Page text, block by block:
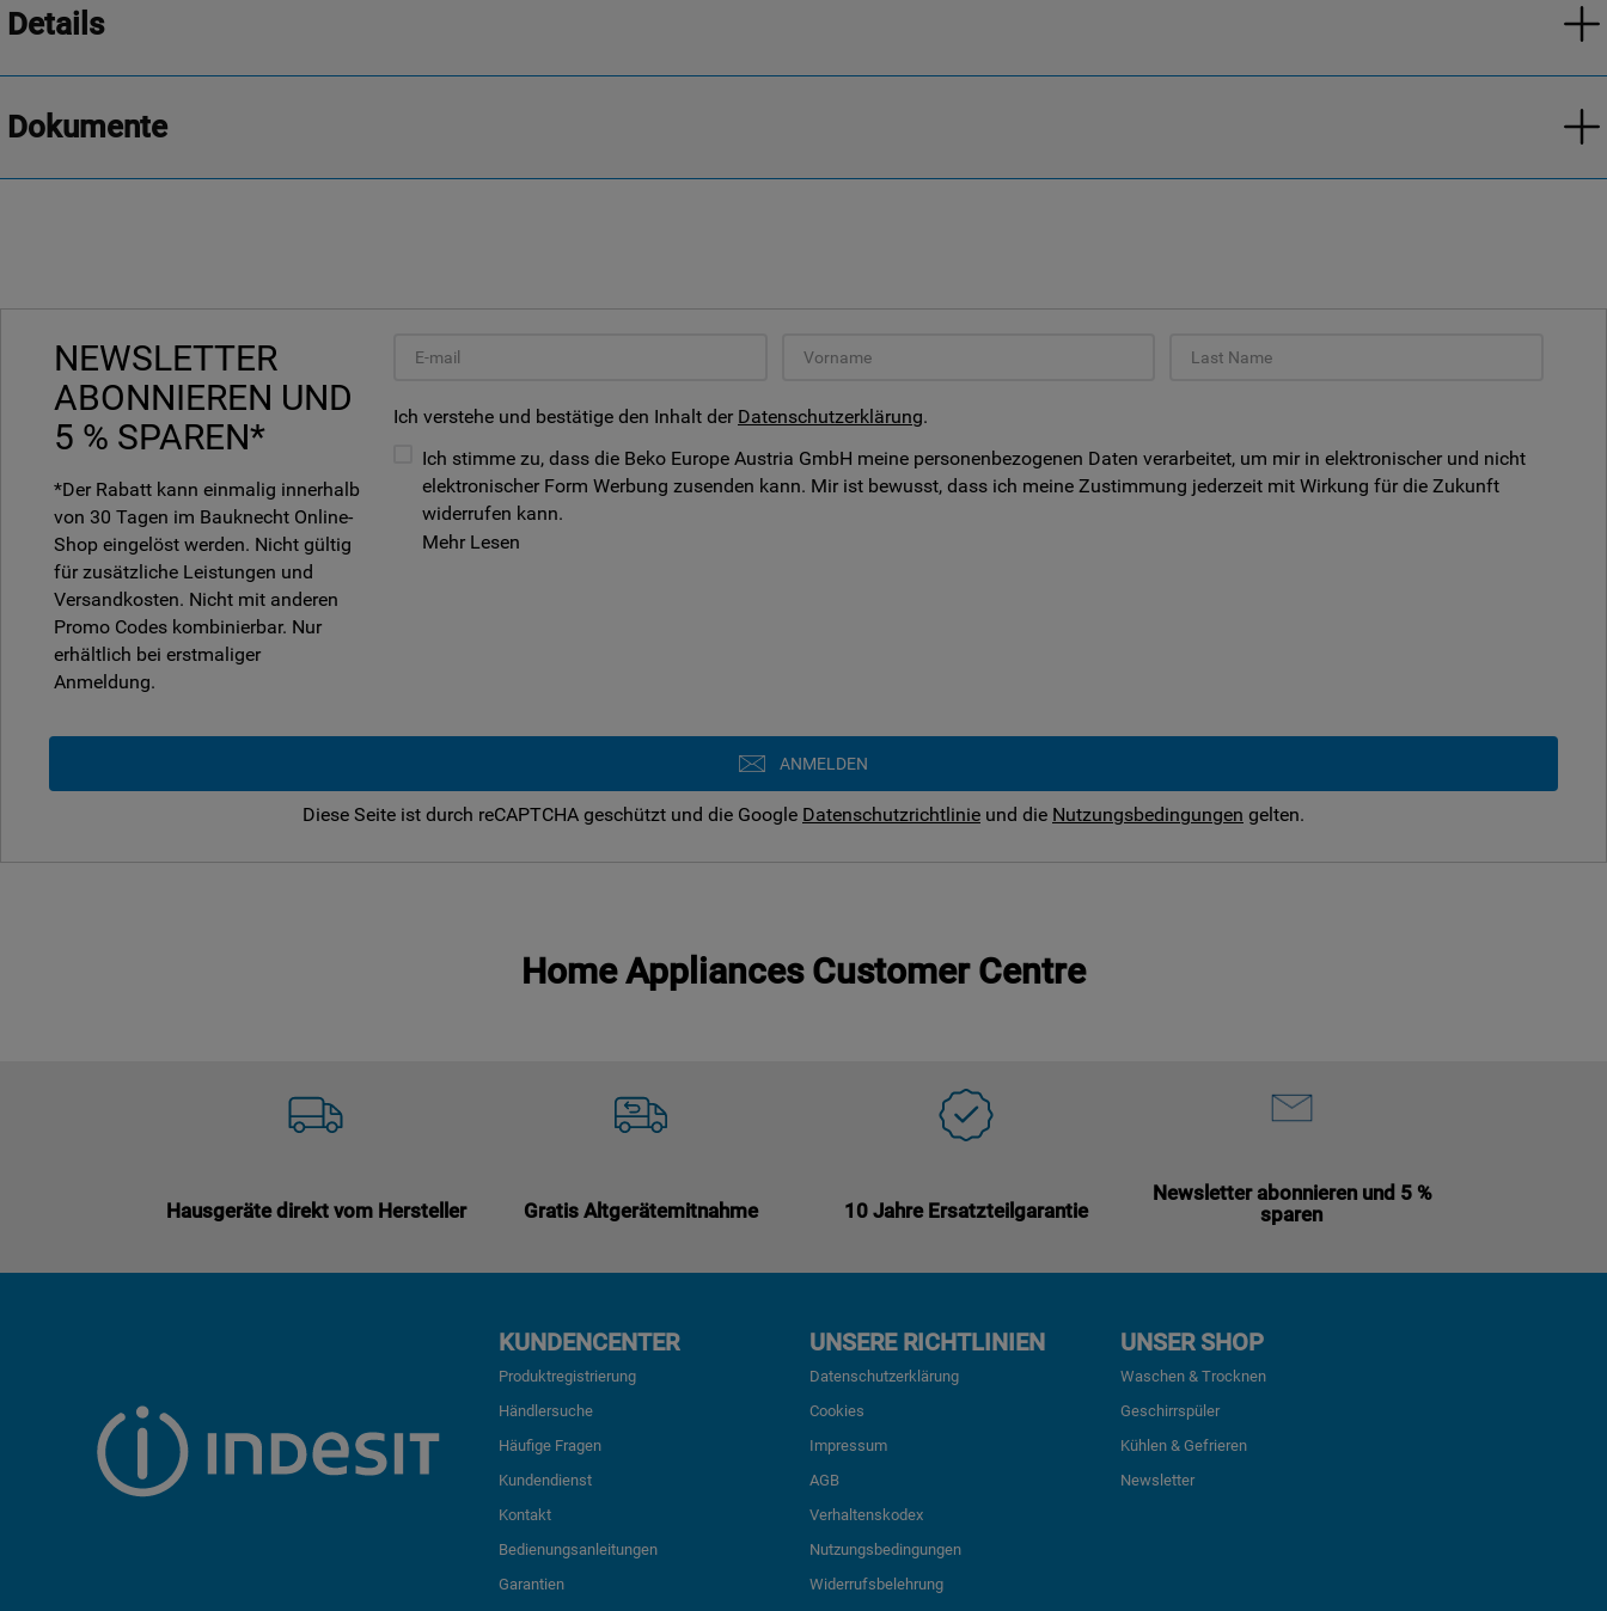
Details
Dokumente
NEWSLETTER
ABONNIEREN UND
5 % SPAREN*
*Der Rabatt kann einmalig innerhalb
von 30 Tagen im Bauknecht Online-
Shop eingelöst werden. Nicht gültig
für zusätzliche Leistungen und
Versandkosten. Nicht mit anderen
Promo Codes kombinierbar. Nur
erhältlich bei erstmaliger
Anmeldung.
Ich verstehe und bestätige den Inhalt der Datenschutzerklärung.
Ich stimme zu, dass die Beko Europe Austria GmbH meine personenbezogenen Daten verarbeitet, um mir in elektronischer und nicht
elektronischer Form Werbung zusenden kann. Mir ist bewusst, dass ich meine Zustimmung jederzeit mit Wirkung für die Zukunft
widerrufen kann.
Mehr Lesen
ANMELDEN
Diese Seite ist durch reCAPTCHA geschützt und die Google Datenschutzrichtlinie und die Nutzungsbedingungen gelten.
Home Appliances Customer Centre
Hausgeräte direkt vom Hersteller Gratis Altgerätemitnahme 10 Jahre Ersatzteilgarantie
Newsletter abonnieren und 5 %
sparen
KUNDENCENTER
Produktregistrierung
Händlersuche
Häufige Fragen
Kundendienst
Kontakt
Bedienungsanleitungen
Garantien
UNSERE RICHTLINIEN
Datenschutzerklärung
Cookies
Impressum
AGB
Verhaltenskodex
Nutzungsbedingungen
Widerrufsbelehrung
UNSER SHOP
Waschen & Trocknen
Geschirrspüler
Kühlen & Gefrieren
Newsletter